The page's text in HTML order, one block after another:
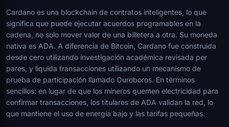
Cardano es una blockchain de contratos inteligentes, lo que
significa que puede ejecutar acuerdos programables en la
cadena, no solo mover valor de una billetera a otra. Su moneda
nativa es ADA. A diferencia de Bitcoin, Cardano fue construida
desde cero utilizando investigación académica revisada por
pares, y liquida transacciones utilizando un mecanismo de
prueba de participación llamado Ouroboros. En términos
sencillos: en lugar de que los mineros quemen electricidad para
confirmar transacciones, los titulares de ADA validan la red, lo
que mantiene el uso de energía bajo y las tarifas pequeñas.